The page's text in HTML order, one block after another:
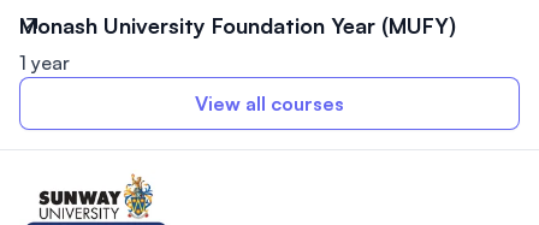
Monash University Foundation Year (MUFY)
1 year
View all courses